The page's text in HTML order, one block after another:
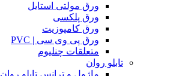
ورق مولتی استایل
ورق پلکسی
ورق کامپوزیت
ورق پی وی سی | PVC
متعلقات چنلیوم
تابلو روان
ماژول و ترانس تابلو روان